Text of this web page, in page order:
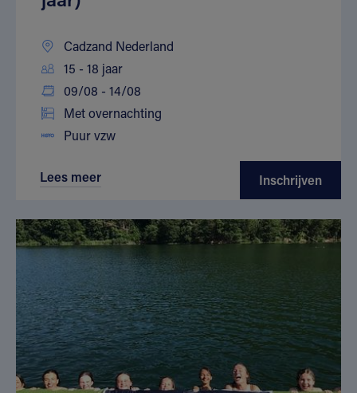
Cadzand Nederland
15 - 18 jaar
09/08 - 14/08
Met overnachting
Puur vzw
Lees meer Inschrijven